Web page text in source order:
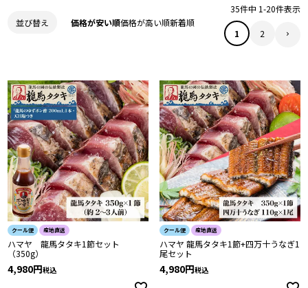
並び替え 価格が安い順価格が高い順新着順
35件中 1-20件表示
1 2
クール便 産地直送
ハマヤ 龍馬タタキ1節セット
（350g）
4,980 税込
クール便 産地直送
ハマヤ 龍馬タタキ1節+四万十うなぎ1
尾セット
4,980 税込